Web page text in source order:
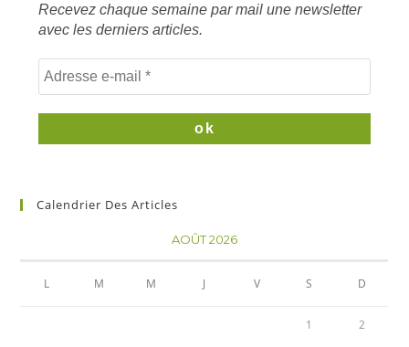
Recevez chaque semaine par mail une newsletter
avec les derniers articles.
Calendrier Des Articles
AOÛT 2026
L M M J V S D
1 2